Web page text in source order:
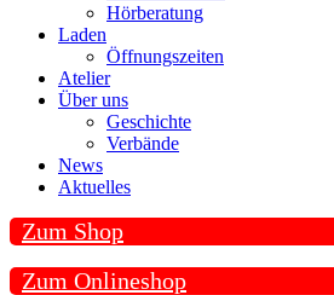
Hörberatung
Laden
Öffnungszeiten
Atelier
Über uns
Geschichte
Verbände
News
Aktuelles
Zum Shop
Zum Onlineshop